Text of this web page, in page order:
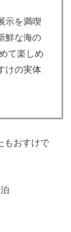
示を満喫
鮮な海の
て楽しめ
けの実体
もおすけで